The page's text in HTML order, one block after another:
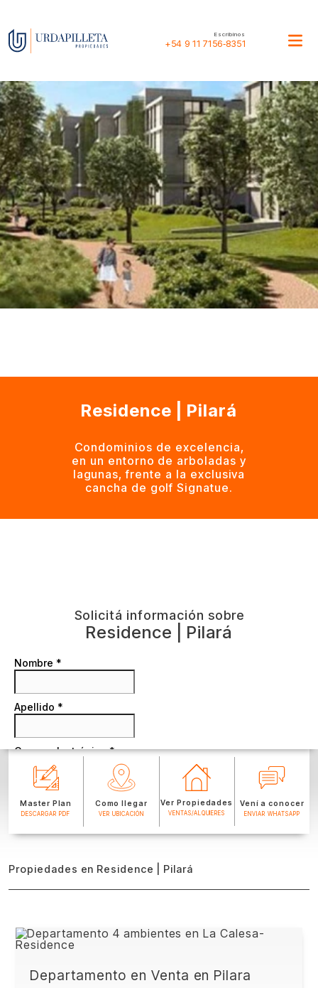
Escribinos
+54 9 11 7156‑8351
Residence | Pilará
Condominios de excelencia,
en un entorno de arboladas y
lagunas, frente a la exclusiva
cancha de golf Signatue.
Solicitá información sobre
Residence | Pilará
Master Plan
DESCARGAR PDF
Como llegar
VER UBICACIÓN
Ver Propiedades
VENTAS/ALQUIERES
Vení a conocer
ENVIAR WHATSAPP
Propiedades en Residence | Pilará
Departamento en Venta en Pilara